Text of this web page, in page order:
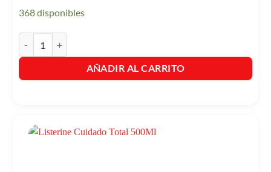
368 disponibles
AÑADIR AL CARRITO